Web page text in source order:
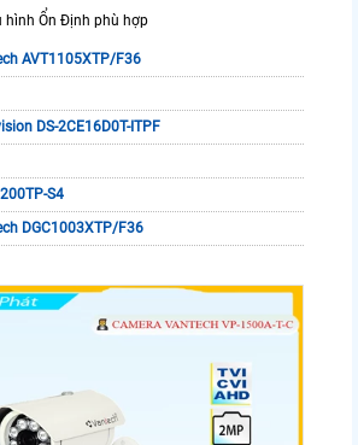
hình Ổn Định phù hợp
AVT1105XTP/F36
DS-2CE16D0T-ITPF
S4
DGC1003XTP/F36